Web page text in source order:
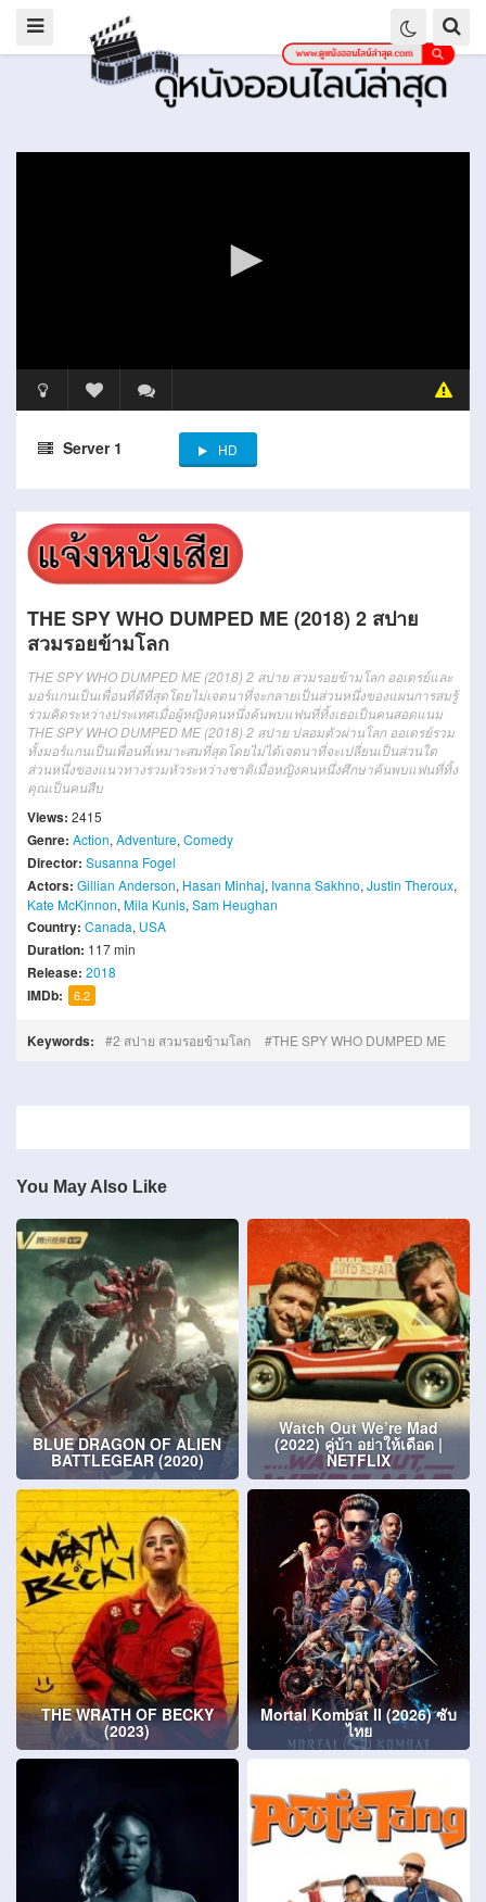
Server 1 HD
THE SPY WHO DUMPED ME (2018) 2 สปาย
สวมรอยข้ามโลก
THE SPY WHO DUMPED ME (2018) 2 สปาย สวมรอยข้ามโลก ออเดรย์และ
มอร์แกนเป็นเพื่อนที่ดีที่สุดโดยไม่เจตนาที่จะกลายเป็นส่วนหนึ่งของแผนการสมรู้
ร่วมคิดระหว่างประเทศเมื่อผู้หญิงคนหนึ่งค้นพบแฟนที่ทิ้งเธอเป็นคนสอดแนม
THE SPY WHO DUMPED ME (2018) 2 สปาย ปลอมตัวผ่านโลก ออเดรย์รวม
ทั้งมอร์แกนเป็นเพื่อนที่เหมาะสมที่สุดโดยไม่ได้เจตนาที่จะเปลี่ยนเป็นส่วนใด
ส่วนหนึ่งของแนวทางรวมหัวระหว่างชาติเมื่อหญิงคนหนึ่งศึกษาค้นพบแฟนที่ทิ้ง
คุณเป็นคนสืบ
Views: 2415
Genre: Action, Adventure, Comedy
Director: Susanna Fogel
Actors: Gillian Anderson, Hasan Minhaj, Ivanna Sakhno, Justin Theroux,
Kate McKinnon, Mila Kunis, Sam Heughan
Country: Canada, USA
Duration: 117 min
Release: 2018
IMDb: 6.2
Keywords: 2 สปาย สวมรอยข้ามโลก THE SPY WHO DUMPED ME
You May Also Like
BLUE DRAGON OF ALIEN
BATTLEGEAR (2020)
Watch Out We’re Mad
(2022) คู่บ้า อย่าให้เดือด |
NETFLIX
THE WRATH OF BECKY
(2023)
Mortal Kombat II (2026) ซับ
ไทย